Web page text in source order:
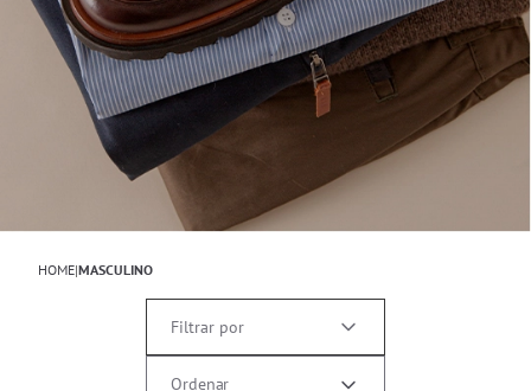
HOME|MASCULINO
Filtrar por